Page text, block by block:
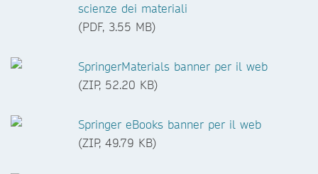
scienze dei materiali
(PDF, 3.55 MB)
SpringerMaterials banner per il web
(ZIP, 52.20 KB)
Springer eBooks banner per il web
(ZIP, 49.79 KB)